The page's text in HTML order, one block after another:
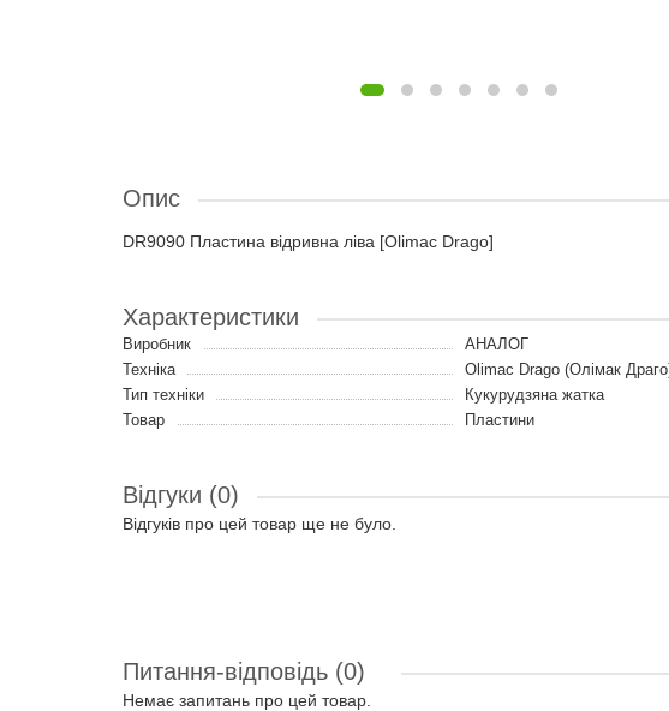
Опис
DR9090 Пластина відривна ліва [Olimac Drago]
Характеристики
Виробник
АНАЛОГ
Техніка
Olimac Drago (Олімак
Тип техніки
Кукурудзяна жатка
Товар
Пластини
Відгуки (0)
Відгуків про цей товар ще не було.
Питання-відповідь (0)
Немає запитань про цей товар.